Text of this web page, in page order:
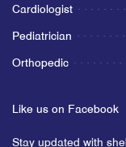
Cardiologist
Pediatrician
Orthopedic
Like us on Facebook
Stay updated with